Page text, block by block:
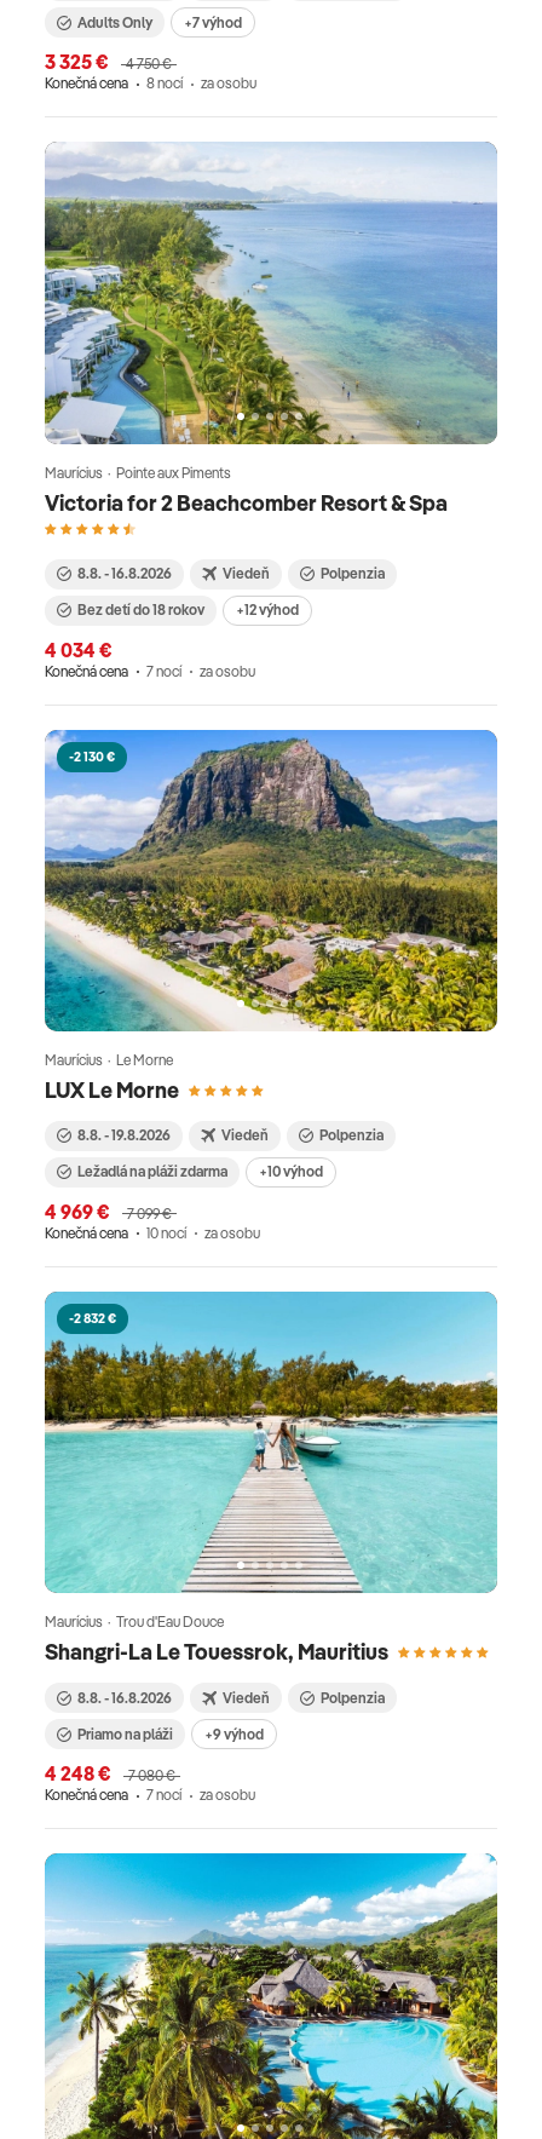
Adults Only
+7 výhod
3 325 €
4 750 €
Konečná cena
8 nocí za osobu
Victoria for 2 Beachcomber Resort & Spa
Maurícius · Pointe aux Piments
8.8. - 16.8.2026 Viedeň
Polpenzia
Bez detí do 18 rokov
+12 výhod
4 034 €
Konečná cena 7 nocí za osobu
-2 130 €
LUX Le Morne
Maurícius · Le Morne
8.8. - 19.8.2026 Viedeň
Polpenzia
Ležadlá na pláži zdarma
+10 výhod
4 969 €
7 099 €
Konečná cena
10 nocí za osobu
-2 832 €
Shangri-La Le Touessrok, Mauritius
Maurícius · Trou d'Eau Douce
8.8. - 16.8.2026 Viedeň
Polpenzia
Priamo na pláži
+9 výhod
4 248 €
7 080 €
Konečná cena
7 nocí za osobu